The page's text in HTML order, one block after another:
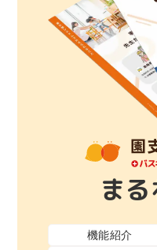
まる
機能紹介